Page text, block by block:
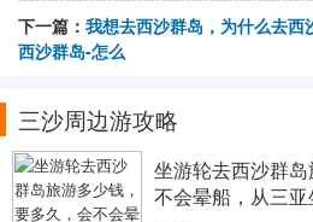
下一篇： 我想去西沙群岛，为什么去
西沙群岛-怎么
三沙周边游攻略
坐游轮去西沙群
不会晕船，从三